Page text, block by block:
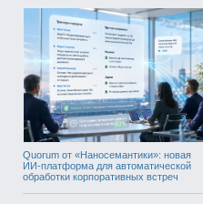
Quorum от «Наносемантики»: новая
ИИ-платформа для автоматической
обработки корпоративных встреч